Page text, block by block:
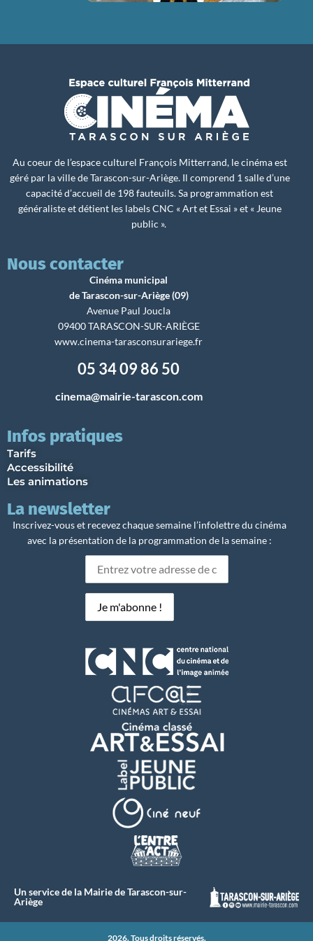
Au coeur de l’espace culturel François Mitterrand, le cinéma est
géré par la ville de Tarascon-sur-Ariège. Il comprend 1 salle d’une
capacité d’accueil de 198 fauteuils. Sa programmation est
généraliste et détient les labels CNC « Art et Essai » et « Jeune
public ».
Nous contacter
Cinéma municipal
de Tarascon-sur-Ariège (09)
Avenue Paul Joucla
09400 TARASCON-SUR-ARIÈGE
www.cinema-tarasconsurariege.fr
05 34 09 86 50
cinema@mairie-tarascon.com
Infos pratiques
Tarifs
Accessibilité
Les animations
La newsletter
Inscrivez-vous et recevez chaque semaine l’infolettre du cinéma
avec la présentation de la programmation de la semaine :
Un service de la Mairie de Tarascon-sur-
Ariège
2026. Tous droits réservés.